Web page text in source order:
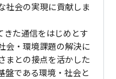
社会の実現に貢献しま
きた通信をはじめとす
会・環境課題の解決に
まとの接点を活かした
盤である環境・社会と